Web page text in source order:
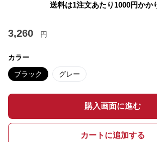
送料は1注文あたり 1000円かか
3,260 円
カラー
ブラック グレー
購入画面に進む
カートに追加する